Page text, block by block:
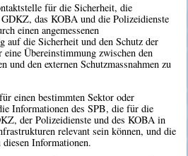
für die Sicherheit, die
das KOBA und die Polizeidienste
einen angemessenen
auf die Sicherheit und den Schutz der
Übereinstimmung zwischen den
und den externen Schutzmassnahmen zu
einen bestimmten Sektor oder
Informationen des SPB, die für die
der Polizeidienste und des KOBA in
relevant sein können, und die
Informationen.